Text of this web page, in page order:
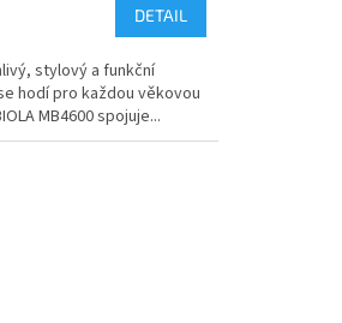
DETAIL
stylový a funkční
hodí pro každou věkovou
MB4600 spojuje...